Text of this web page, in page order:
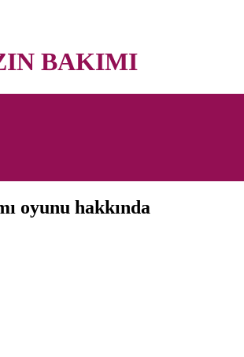
BAKIMI
oyunu hakkında